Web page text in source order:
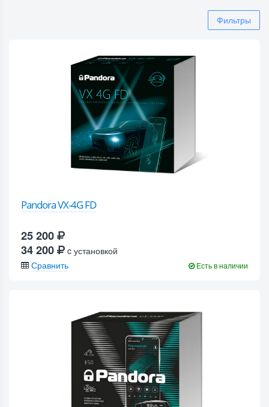
Фильтры
Pandora VX-4G FD
25 200
34 200
c установкой
Сравнить
Есть в наличии